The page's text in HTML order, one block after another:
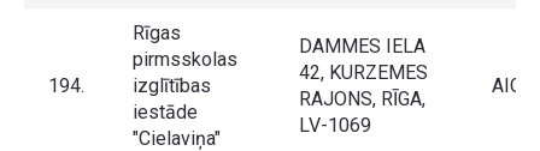
194.
Rīgas
pirmsskolas
izglītības
iestāde
"Cielaviņa"
DAMMES IELA
42, KURZEMES
RAJONS, RĪGA,
LV-1069
AIGA